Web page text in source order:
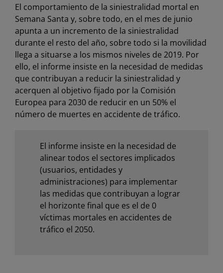
El comportamiento de la siniestralidad mortal en
Semana Santa y, sobre todo, en el mes de junio
apunta a un incremento de la siniestralidad
durante el resto del año, sobre todo si la movilidad
llega a situarse a los mismos niveles de 2019. Por
ello, el informe insiste en la necesidad de medidas
que contribuyan a reducir la siniestralidad y
acerquen al objetivo fijado por la Comisión
Europea para 2030 de reducir en un 50% el
número de muertes en accidente de tráfico.
El informe insiste en la necesidad de
alinear todos el sectores implicados
(usuarios, entidades y
administraciones) para implementar
las medidas que contribuyan a lograr
el horizonte final que es el de 0
víctimas mortales en accidentes de
tráfico el 2050.